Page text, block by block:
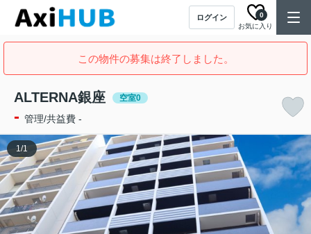
ログイン
お気に入り
0
この物件の募集は終了しました。
ALTERNA銀座 空室0
- 管理/共益費 -
1/1